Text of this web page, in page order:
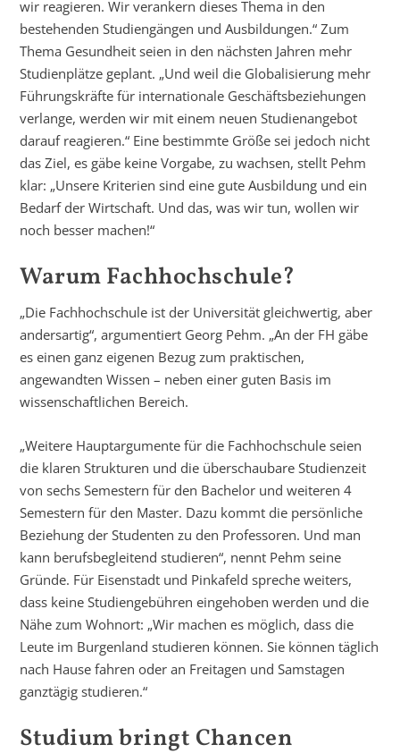
wir reagieren. Wir verankern dieses Thema in den
bestehenden Studiengängen und Ausbildungen.“ Zum
Thema Gesundheit seien in den nächsten Jahren mehr
Studienplätze geplant. „Und weil die Globalisierung mehr
Führungskräfte für internationale Geschäftsbeziehungen
verlange, werden wir mit einem neuen Studienangebot
darauf reagieren.“ Eine bestimmte Größe sei jedoch nicht
das Ziel, es gäbe keine Vorgabe, zu wachsen, stellt Pehm
klar: „Unsere Kriterien sind eine gute Ausbildung und ein
Bedarf der Wirtschaft. Und das, was wir tun, wollen wir
noch besser machen!“
Warum Fachhochschule?
„Die Fachhochschule ist der Universität gleichwertig, aber
andersartig“, argumentiert Georg Pehm. „An der FH gäbe
es einen ganz eigenen Bezug zum praktischen,
angewandten Wissen – neben einer guten Basis im
wissenschaftlichen Bereich.
„Weitere Hauptargumente für die Fachhochschule seien
die klaren Strukturen und die überschaubare Studienzeit
von sechs Semestern für den Bachelor und weiteren 4
Semestern für den Master. Dazu kommt die persönliche
Beziehung der Studenten zu den Professoren. Und man
kann berufsbegleitend studieren“, nennt Pehm seine
Gründe. Für Eisenstadt und Pinkafeld spreche weiters,
dass keine Studiengebühren eingehoben werden und die
Nähe zum Wohnort: „Wir machen es möglich, dass die
Leute im Burgenland studieren können. Sie können täglich
nach Hause fahren oder an Freitagen und Samstagen
ganztägig studieren.“
Studium bringt Chancen